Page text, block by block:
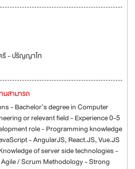
- ปริญญาโท
มสามารถ
- Bachelor’s degree in Computer
or relevant field - Experience 0-5
role - Programming knowledge
- AngularJS, React.JS, Vue.JS
of server side technologies -
/ Scrum Methodology - Strong